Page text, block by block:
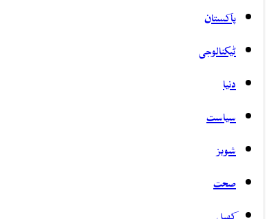
پاکستان
ٹیکنالوجی
دنیا
سیاست
شوبز
صحت
کھیل